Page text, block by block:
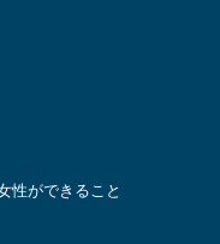
性ができること